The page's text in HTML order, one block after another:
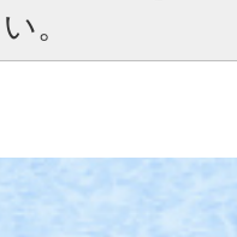
。